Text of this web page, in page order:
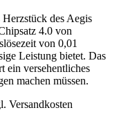
des Aegis
4.0 von
von 0,01
Leistung bietet. Das
ein versehentliches
machen müssen.
Versandkosten